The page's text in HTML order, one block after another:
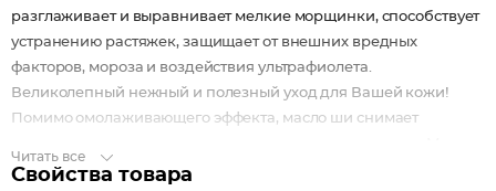
разглаживает и выравнивает мелкие морщинки, способствует
устранению растяжек, защищает от внешних вредных
факторов, мороза и воздействия ультрафиолета.
Великолепный нежный и полезный уход для Вашей кожи!
Помимо омолаживающего эффекта, масло ши снимает
с белым мускусом хорошо восполняет дефицит влаги,
Читать все
Свойства товара